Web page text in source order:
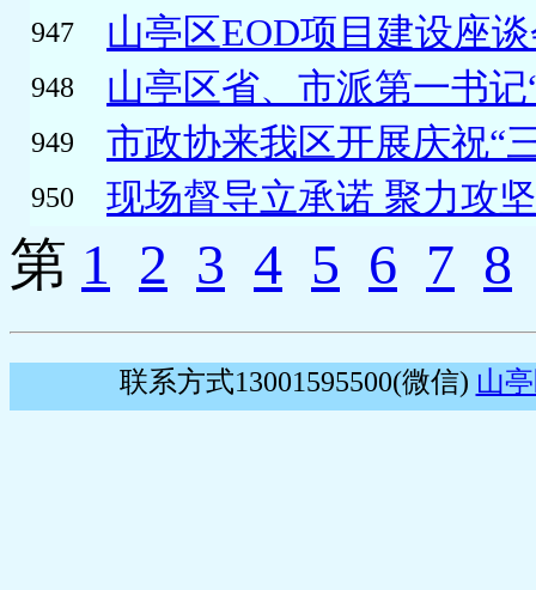
947 山亭区EOD项目建设座
948 山亭区省、市派第一书
949 市政协来我区开展庆祝“
950 现场督导立承诺 聚力攻
第 1 2 3 4 5 6 7 8
联系方式13001595500(微信) 山